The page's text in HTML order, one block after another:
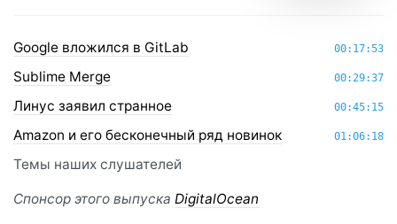
00:17:53
Google вложился в GitLab
00:29:37
Sublime Merge
00:45:15
Линус заявил странное
01:06:18
Amazon и его бесконечный ряд новинок
Темы наших слушателей
Спонсор этого выпуска DigitalOcean